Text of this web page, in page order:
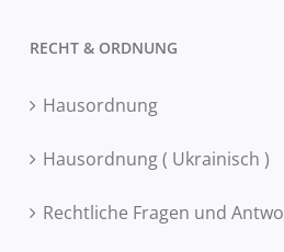
RECHT & ORDNUNG
Hausordnung
Hausordnung ( Ukrainisch )
Rechtliche Fragen und